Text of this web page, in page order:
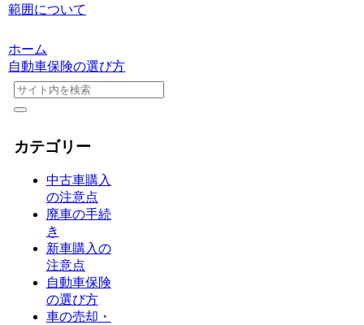
範囲について
ホーム
自動車保険の選び方
カテゴリー
中古車購入
の注意点
廃車の手続
き
新車購入の
注意点
自動車保険
の選び方
車の売却・